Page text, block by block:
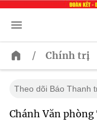
/ Chính trị
Theo dõi Báo Thanh
Chánh Văn